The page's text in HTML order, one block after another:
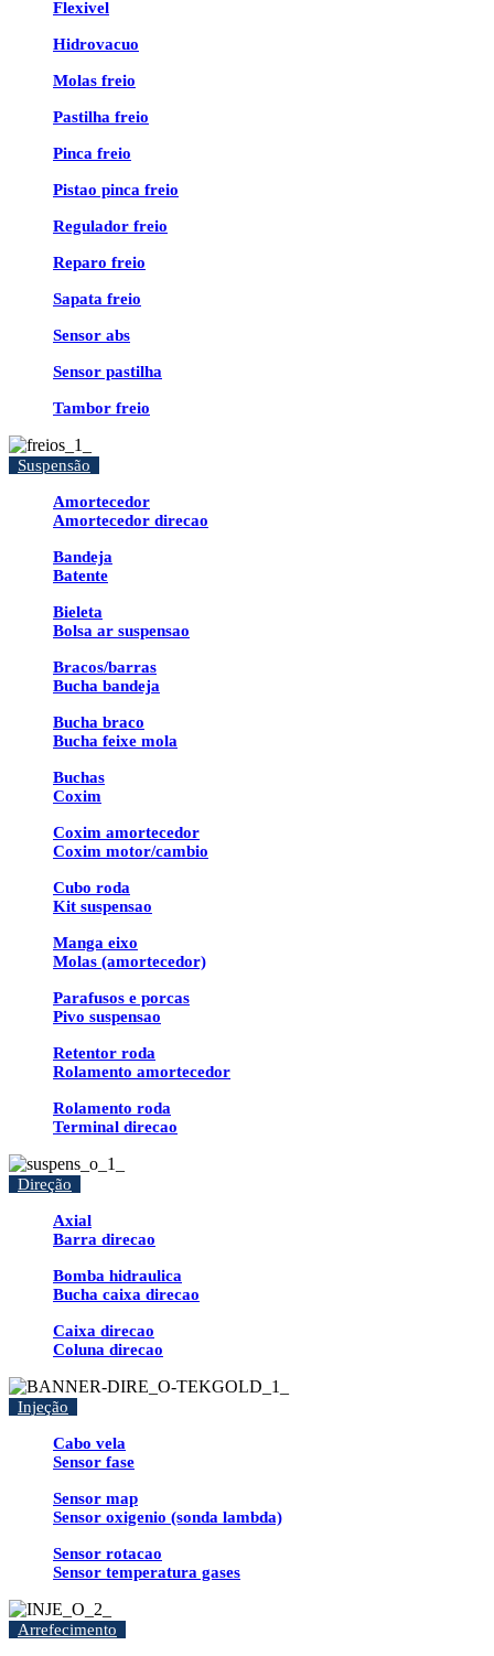
Flexivel
Hidrovacuo
Molas freio
Pastilha freio
Pinca freio
Pistao pinca freio
Regulador freio
Reparo freio
Sapata freio
Sensor abs
Sensor pastilha
Tambor freio
Suspensão
Amortecedor
Amortecedor direcao
Bandeja
Batente
Bieleta
Bolsa ar suspensao
Bracos/barras
Bucha bandeja
Bucha braco
Bucha feixe mola
Buchas
Coxim
Coxim amortecedor
Coxim motor/cambio
Cubo roda
Kit suspensao
Manga eixo
Molas (amortecedor)
Parafusos e porcas
Pivo suspensao
Retentor roda
Rolamento amortecedor
Rolamento roda
Terminal direcao
Direção
Axial
Barra direcao
Bomba hidraulica
Bucha caixa direcao
Caixa direcao
Coluna direcao
Injeção
Cabo vela
Sensor fase
Sensor map
Sensor oxigenio (sonda lambda)
Sensor rotacao
Sensor temperatura gases
Arrefecimento